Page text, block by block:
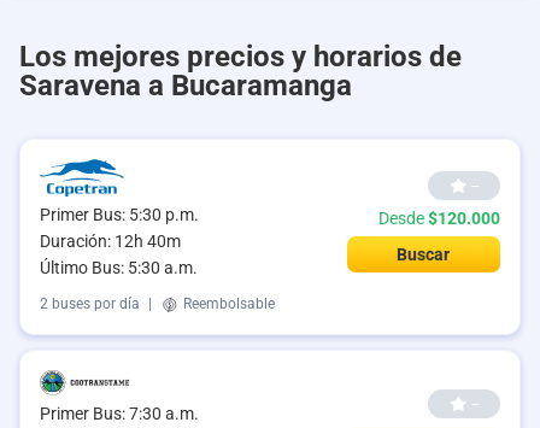
Los mejores precios y horarios de
Saravena a Bucaramanga
Primer Bus: 5:30 p.m.
Duración: 12h 40m
Último Bus: 5:30 a.m.
--
Desde$120.000
Buscar
2 buses por día Reembolsable
Primer Bus: 7:30 a.m.
--